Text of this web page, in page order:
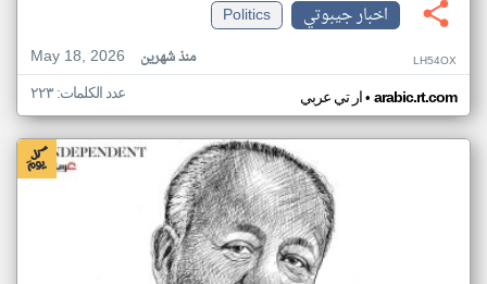
اخبار جيبوتي
Politics
May 18, 2026
منذ شهرين LH54OX
ار تي عربي• arabic.rt.com عدد الكلمات: ٢٢٣